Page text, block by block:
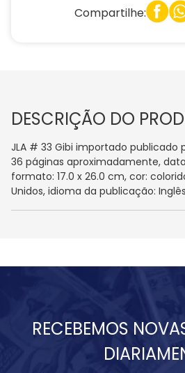
Compartilhe:
DESCRIÇÃO DO
JLA # 33 Gibi importado publicado
36 páginas aproximadamente,
formato: 17.0 x 26.0 cm, cor:
Unidos, idioma da publicação: Inglês
RECEBEMOS